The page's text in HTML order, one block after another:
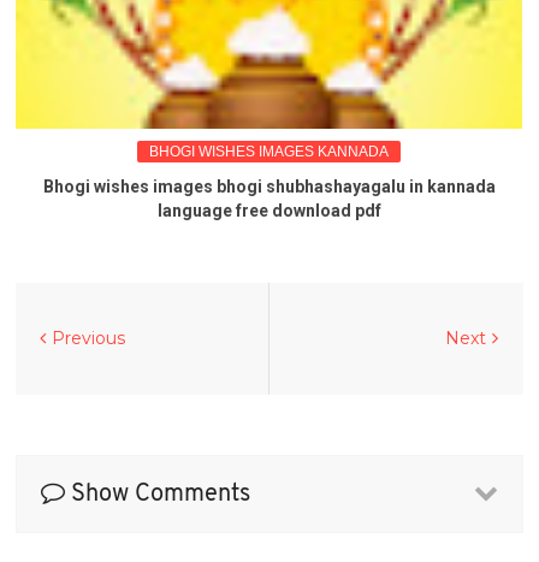
BHOGI WISHES IMAGES KANNADA
Bhogi wishes images bhogi shubhashayagalu in kannada
language free download pdf
Next
Previous
Show Comments